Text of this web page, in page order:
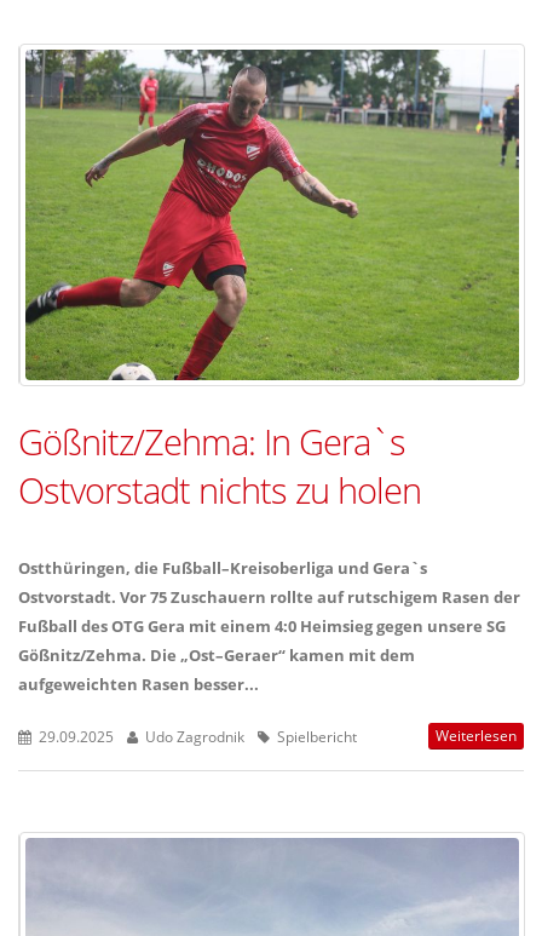
Gößnitz/Zehma: In Gera`s
Ostvorstadt nichts zu holen
Ostthüringen, die Fußball–Kreisoberliga und Gera`s
Ostvorstadt. Vor 75 Zuschauern rollte auf rutschigem Rasen der
Fußball des OTG Gera mit einem 4:0 Heimsieg gegen unsere SG
Gößnitz/Zehma. Die „Ost–Geraer“ kamen mit dem
aufgeweichten Rasen besser...
29.09.2025 Udo Zagrodnik Spielbericht Weiterlesen